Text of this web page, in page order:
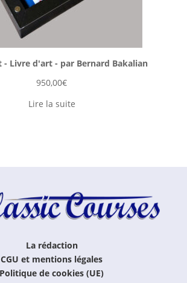
- Livre d'art - par Bernard Bakalian
950,00€
Lire la suite
La rédaction
CGU et mentions légales
Politique de cookies (UE)